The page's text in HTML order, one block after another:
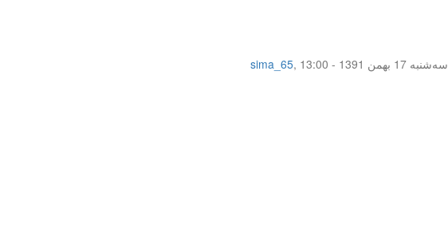
sima_65,
سه‌شنبه 17 بهمن 1391 - 13:00